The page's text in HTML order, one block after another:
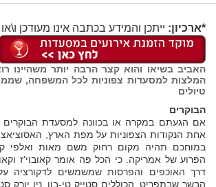
*ארכיון: ייתכן והמידע בכתבה אינו מעודכן
האביב בשיאו והוא קצר הרבה יותר משהיינו
המלצות למסעדות צפוניות לכל המשפחה,
טיולים
הבוקרים
אם הגעתם במקרה או בכוונה למסעדת הבוקרים
אחת הנקודות הצפוניות על מפת הארץ,
במוחכם תהיה מקום רחוק משם מאות ואלפי
הפרוע של אמריקה. כי הכל פה אומר קאובוי'ז
דרך האוכפים והפרסות שמשמשים לדקורציה
הבשר שבתפריט, הכוללים סטייק טי-בון, ניו יורק